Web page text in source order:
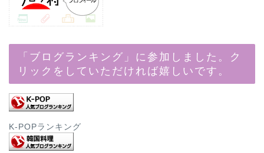
「ブログランキング」に参加しました。ク
リックをしていただければ嬉しいです。
K-POPランキング